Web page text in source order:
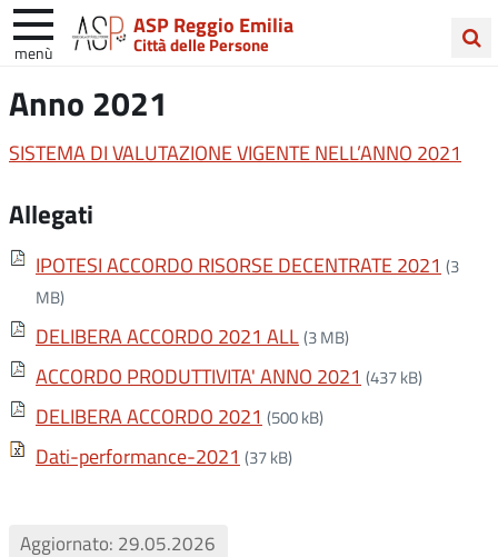
ASP Reggio Emilia
Città delle Persone
menù
nel
sito
Anno 2021
SISTEMA DI VALUTAZIONE VIGENTE NELL’ANNO 2021
Allegati
IPOTESI ACCORDO RISORSE DECENTRATE 2021 (3
MB)
DELIBERA ACCORDO 2021 ALL(3 MB)
ACCORDO PRODUTTIVITA' ANNO 2021 (437 kB)
DELIBERA ACCORDO 2021 (500 kB)
Dati-performance-2021 (37 kB)
Aggiornato: 29.05.2026